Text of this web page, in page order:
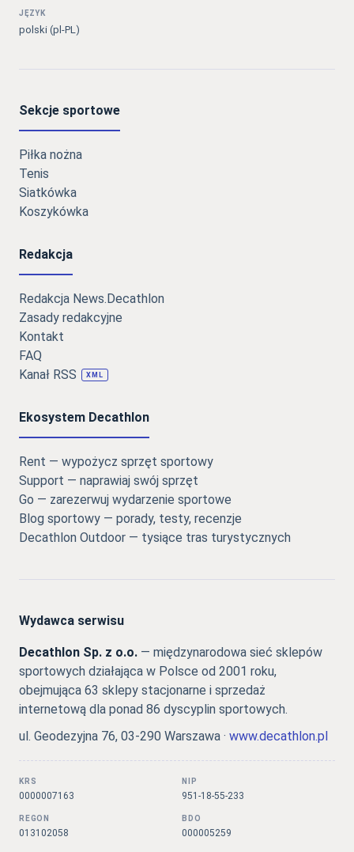
JĘZYK
polski (pl-PL)
Sekcje sportowe
Piłka nożna
Tenis
Siatkówka
Koszykówka
Redakcja
Redakcja News.Decathlon
Zasady redakcyjne
Kontakt
FAQ
Kanał RSS
XML
Ekosystem Decathlon
Rent — wypożycz sprzęt sportowy
Support — naprawiaj swój sprzęt
Go — zarezerwuj wydarzenie sportowe
Blog sportowy — porady, testy, recenzje
Decathlon Outdoor — tysiące tras turystycznych
Wydawca serwisu
Decathlon Sp. z o.o. — międzynarodowa sieć sklepów
sportowych działająca w Polsce od 2001 roku,
obejmująca 63 sklepy stacjonarne i sprzedaż
internetową dla ponad 86 dyscyplin sportowych.
ul. Geodezyjna 76, 03-290 Warszawa · www.decathlon.pl
KRS
0000007163
NIP
951-18-55-233
REGON
013102058
BDO
000005259